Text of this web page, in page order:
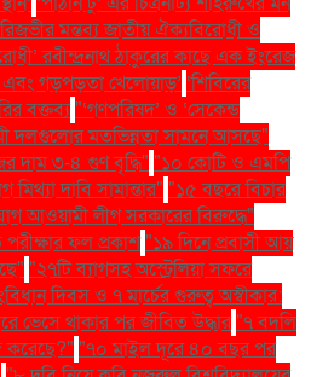
রিজভীর মন্তব্য জাতীয় ঐক্যবিরোধী ও
রবীন্দ্রনাথ ঠাকুরের কাছে এক ইংরেজ
এবং গড়পড়তা খেলোয়াড়’ ‘শিবিরের
বক্তব্য"‘গণপরিষদ’ ও ‘সেকেন্ড
দলগুলোর মতভিন্নতা সামনে আসছে"
দাম ৩-৪ গুণ বৃদ্ধি" "১০ কোটি ও এমপি
দাবি সামান্তার" "১৫ বছরে বিচার
আওয়ামী লীগ সরকারের বিরুদ্ধে"
ফল প্রকাশ"১৯ দিনে প্রবাসী আয়
"২৭টি ব্যাগসহ অস্ট্রেলিয়া সফরে
দিবস ও ৭ মার্চের গুরুত্ব অস্বীকার:
ভেসে থাকার পর জীবিত উদ্ধার"৭ বদলি
করেছে?" "৭০ মাইল দূরে ৪০ বছর পর